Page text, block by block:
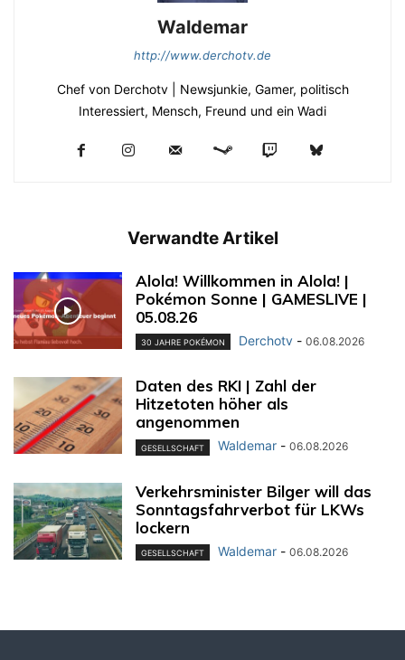
Waldemar
http://www.derchotv.de
Chef von Derchotv | Newsjunkie, Gamer, politisch
Interessiert, Mensch, Freund und ein Wadi
Verwandte Artikel
Alola! Willkommen in Alola! |
Pokémon Sonne | GAMESLIVE |
05.08.26
30 JAHRE POKÉMON Derchotv - 06.08.2026
Daten des RKI | Zahl der
Hitzetoten höher als
angenommen
GESELLSCHAFT Waldemar - 06.08.2026
Verkehrsminister Bilger will das
Sonntagsfahrverbot für LKWs
lockern
GESELLSCHAFT Waldemar - 06.08.2026